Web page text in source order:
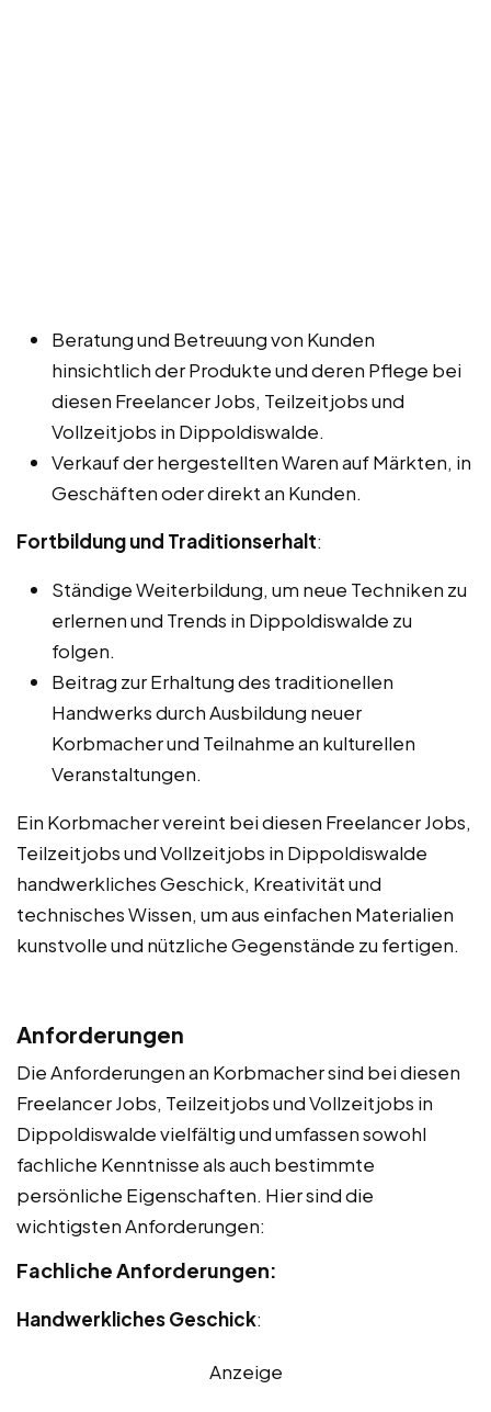
Beratung und Betreuung von Kunden
hinsichtlich der Produkte und deren Pflege bei
diesen Freelancer Jobs, Teilzeitjobs und
Vollzeitjobs in Dippoldiswalde.
Verkauf der hergestellten Waren auf Märkten, in
Geschäften oder direkt an Kunden.
Fortbildung und Traditionserhalt:
Ständige Weiterbildung, um neue Techniken zu
erlernen und Trends in Dippoldiswalde zu
folgen.
Beitrag zur Erhaltung des traditionellen
Handwerks durch Ausbildung neuer
Korbmacher und Teilnahme an kulturellen
Veranstaltungen.
Ein Korbmacher vereint bei diesen Freelancer Jobs,
Teilzeitjobs und Vollzeitjobs in Dippoldiswalde
handwerkliches Geschick, Kreativität und
technisches Wissen, um aus einfachen Materialien
kunstvolle und nützliche Gegenstände zu fertigen.
Anforderungen
Die Anforderungen an Korbmacher sind bei diesen
Freelancer Jobs, Teilzeitjobs und Vollzeitjobs in
Dippoldiswalde vielfältig und umfassen sowohl
fachliche Kenntnisse als auch bestimmte
persönliche Eigenschaften. Hier sind die
wichtigsten Anforderungen:
Fachliche Anforderungen:
Handwerkliches Geschick:
Anzeige